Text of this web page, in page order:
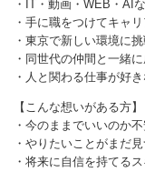
・IT・動画・WEB・AI
・手に職をつけてキャ
・東京で新しい環境に
・同世代の仲間と一緒
・人と関わる仕事が好
【こんな想いがある方】
・今のままでいいのか
・やりたいことがまだ
・将来に自信を持てる